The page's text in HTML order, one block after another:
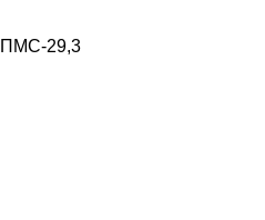
ПМС-29,3